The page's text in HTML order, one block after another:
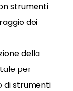
strumenti
dei
della
per
di strumenti